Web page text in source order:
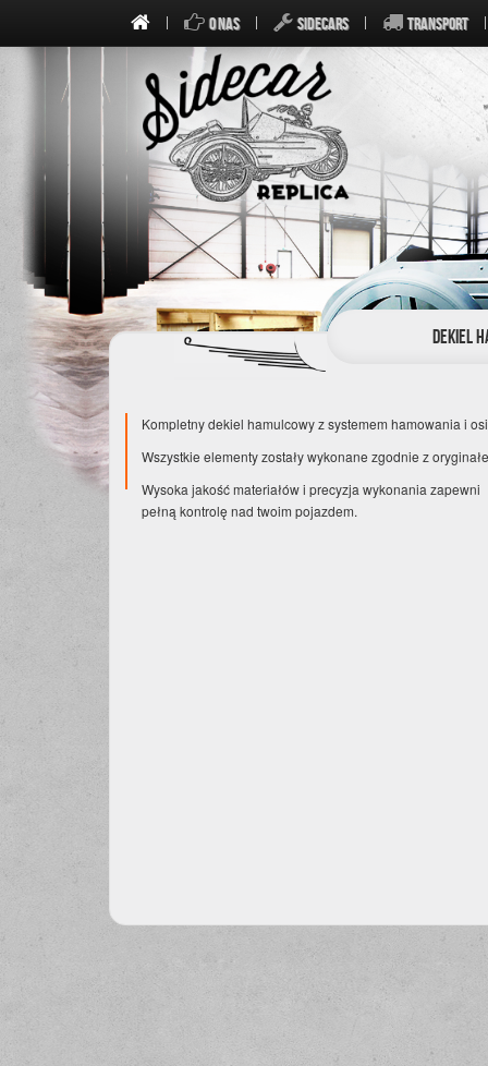
O NAS SIDECARS TRANSPORT
Dekiel
Kompletny dekiel hamulcowy z systemem hamowania i
Wszystkie elementy zostały wykonane zgodnie z
Wysoka jakość materiałów i precyzja wykonania zapewni
pełną kontrolę nad twoim pojazdem.